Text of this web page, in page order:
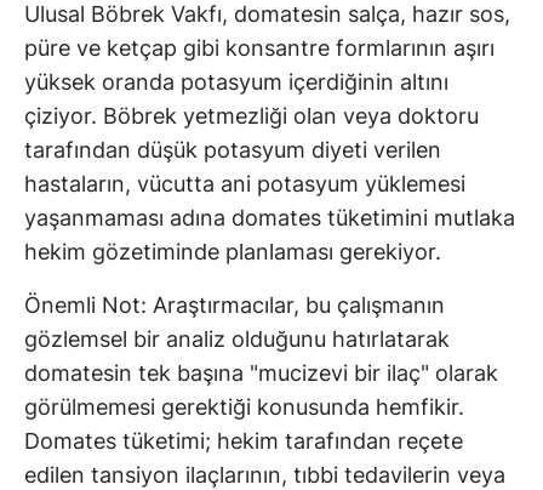
Ulusal Böbrek Vakfı, domatesin salça, hazır sos,
püre ve ketçap gibi konsantre formlarının aşırı
yüksek oranda potasyum içerdiğinin altını
çiziyor. Böbrek yetmezliği olan veya doktoru
tarafından düşük potasyum diyeti verilen
hastaların, vücutta ani potasyum yüklemesi
yaşanmaması adına domates tüketimini mutlaka
hekim gözetiminde planlaması gerekiyor.
Önemli Not: Araştırmacılar, bu çalışmanın
gözlemsel bir analiz olduğunu hatırlatarak
domatesin tek başına "mucizevi bir ilaç" olarak
görülmemesi gerektiği konusunda hemfikir.
Domates tüketimi; hekim tarafından reçete
edilen tansiyon ilaçlarının, tıbbi tedavilerin veya